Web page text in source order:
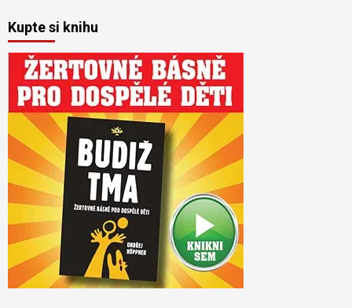
Kupte si knihu